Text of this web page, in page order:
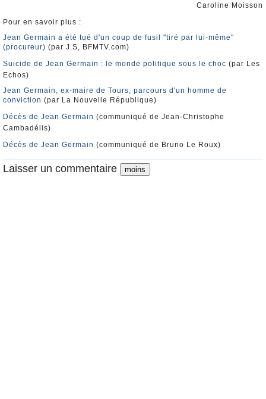
Caroline Moisson
Pour en savoir plus :
Jean Germain a été tué d'un coup de fusil "tiré par lui-même"
(procureur) (par J.S, BFMTV.com)
Suicide de Jean Germain : le monde politique sous le choc (par Les
Echos)
Jean Germain, ex-maire de Tours, parcours d'un homme de
conviction (par La Nouvelle République)
Décès de Jean Germain (communiqué de Jean-Christophe
Cambadélis)
Décès de Jean Germain (communiqué de Bruno Le Roux)
Laisser un commentaire